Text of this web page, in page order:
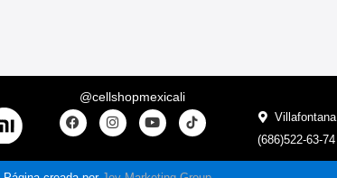
@cellshopmexicali
Villafontana
(686)522-63-74